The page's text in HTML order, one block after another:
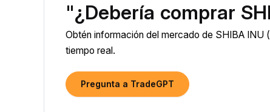
"¿Debería comprar
Obtén información del mercado de SHIBA INU
tiempo real.
Pregunta a TradeGPT